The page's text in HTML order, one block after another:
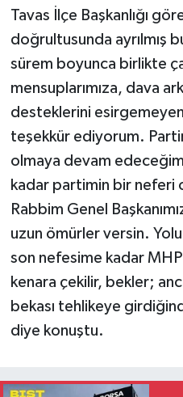
Tavas İlçe Başkanlığı
doğrultusunda ayrılmış
sürem boyunca birlikte
mensuplarımıza, dava
desteklerini
teşekkür ediyorum.
olmaya devam
kadar partimin bir neferi
Rabbim Genel
uzun ömürler versin.
son nefesime kadar
kenara çekilir, bekler;
bekası tehlikeye
diye konuştu.